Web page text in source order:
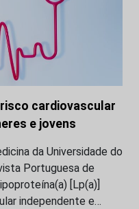
cardiovascular
e jovens
da Universidade do
Portuguesa de
[Lp(a)]
independente e…